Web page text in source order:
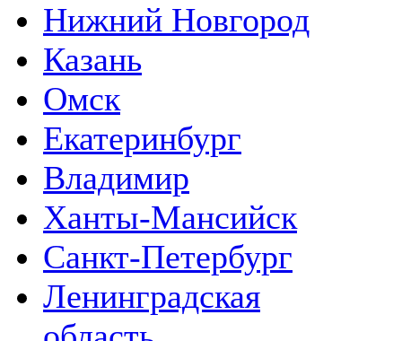
Нижний Новгород
Казань
Омск
Екатеринбург
Владимир
Ханты-Мансийск
Санкт-Петербург
Ленинградская